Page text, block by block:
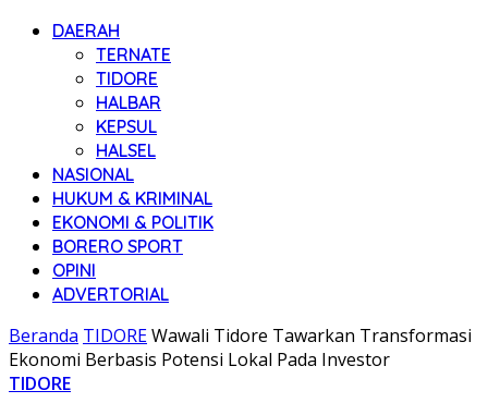
DAERAH
TERNATE
TIDORE
HALBAR
KEPSUL
HALSEL
NASIONAL
HUKUM & KRIMINAL
EKONOMI & POLITIK
BORERO SPORT
OPINI
ADVERTORIAL
Beranda TIDOREWawali Tidore Tawarkan Transformasi
Ekonomi Berbasis Potensi Lokal Pada Investor
TIDORE